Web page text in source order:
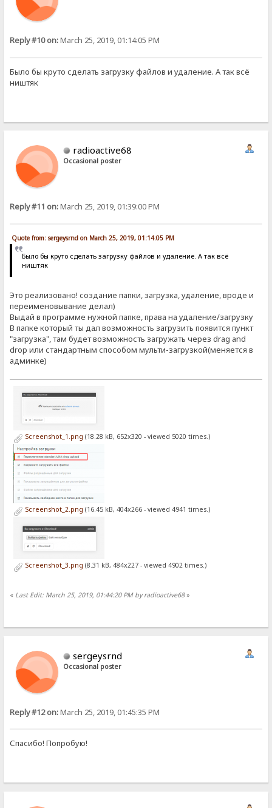
Reply #10 on:March 25, 2019, 01:14:05 PM
Было бы круто сделать загрузку файлов и удаление. А так всё
ништяк
radioactive68
Occasional poster
Reply #11 on:March 25, 2019, 01:39:00 PM
Quote from: sergeysrnd on March 25, 2019, 01:14:05 PM
Было бы круто сделать загрузку файлов и удаление. А так всё
ништяк
Это реализовано! создание папки, загрузка, удаление, вроде и
переименовывание делал)
Выдай в программе нужной папке, права на удаление/загрузку
В папке который ты дал возможность загрузить появится пункт
"загрузка", там будет возможность загружать через drag and
drop или стандартным способом мульти-загрузкой(меняется в
админке)
Screenshot_1.png (18.28 kB, 652x320 - viewed 5020 times.)
Screenshot_2.png (16.45 kB, 404x266 - viewed 4941 times.)
Screenshot_3.png (8.31 kB, 484x227 - viewed 4902 times.)
« Last Edit: March 25, 2019, 01:44:20 PM by radioactive68»
sergeysrnd
Occasional poster
Reply #12 on:March 25, 2019, 01:45:35 PM
Спасибо! Попробую!